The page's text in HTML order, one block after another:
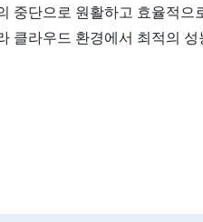
중단으로 원활하고 효율적
클라우드 환경에서 최적의